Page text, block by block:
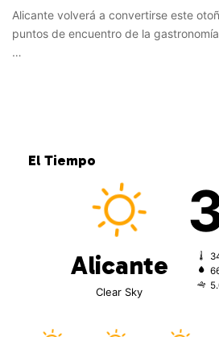
Alicante volverá a convertirse este
puntos de encuentro de la
…
El Tiempo
Alicante
Clear Sky